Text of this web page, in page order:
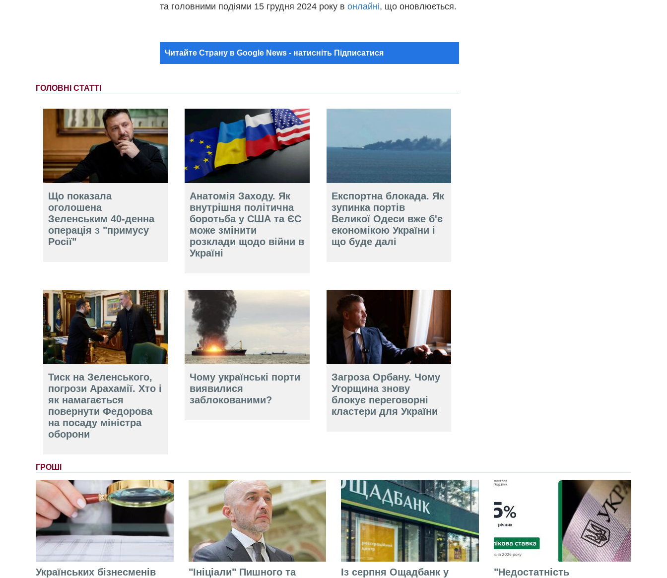
та головними подіями 15 грудня 2024 року в онлайні, що оновлюється.
Читайте Страну в Google News - натисніть Підписатися
ГОЛОВНІ СТАТТІ
Що показала
оголошена
Зеленським 40-денна
операція з "примусу
Росії"
Анатомія Заходу. Як
внутрішня політична
боротьба у США та ЄС
може змінити
розклади щодо війни в
Україні
Експортна блокада. Як
зупинка портів
Великої Одеси вже б'є
економікою України і
що буде далі
Тиск на Зеленського,
погрози Арахамії. Хто і
як намагається
повернути Федорова
на посаду міністра
оборони
Чому українські порти
виявилися
заблокованими?
Загроза Орбану. Чому
Угорщина знову
блокує переговорні
кластери для України
ГРОШІ
Українських бізнесменів
"Ініціали" Пишного та
Із серпня Ощадбанк у
"Недостатність